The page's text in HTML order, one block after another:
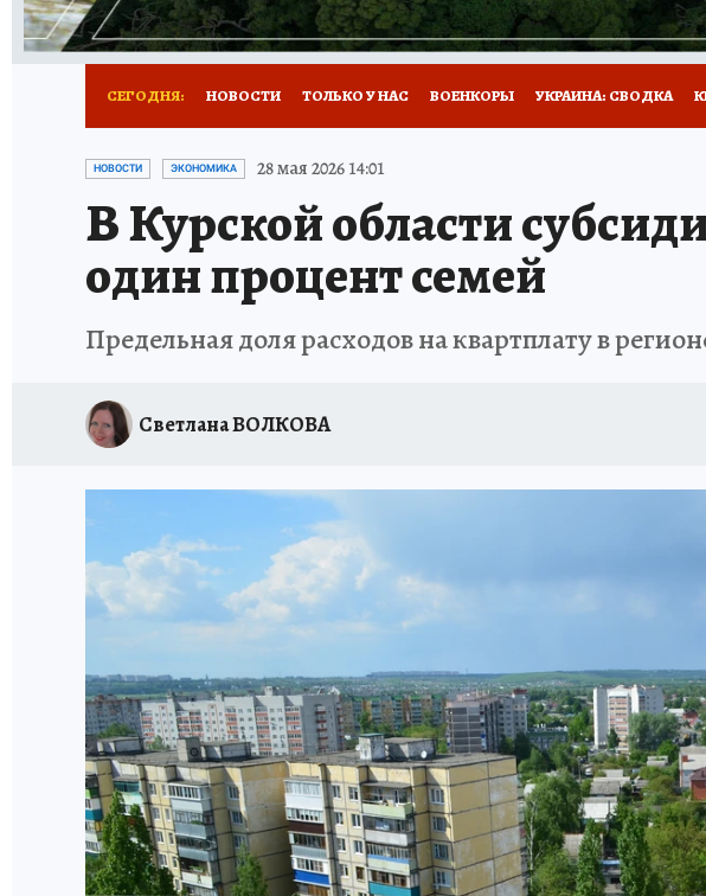
СЕГОДНЯ: НОВОСТИ ТОЛЬКО У НАС ВОЕНКОРЫ УКРАИНА: СВОДКА
ИСПЫТАНО НА СЕБЕ
НОВОСТИ ЭКОНОМИКА 28 мая 2026 14:01
В Курской области
один процент семей
Предельная доля расходов на квартплату в
Светлана ВОЛКОВА